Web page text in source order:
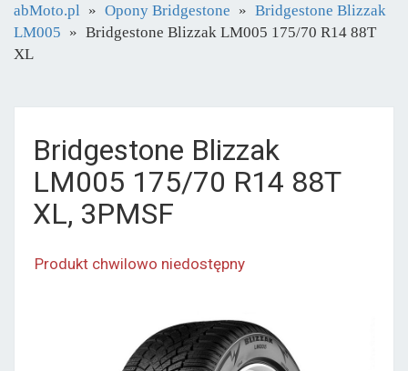
abMoto.pl Opony Bridgestone
Bridgestone Blizzak
LM005
Bridgestone Blizzak LM005 175/70 R14 88T
XL
Bridgestone Blizzak
LM005 175/70 R14 88T
XL, 3PMSF
Produkt chwilowo niedostępny